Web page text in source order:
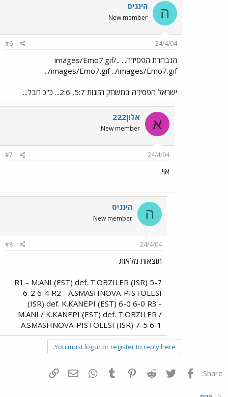
ה הינגיס
New member
24/4/04
#6
הנבחרת הפסידה... ../images/Emo7.gif
../images/Emo7.gif ../images/Emo7.gif
ישראל הפסידה במשחק הזוגות 5:7, 2:6... כ"כ חבל....
א אלון222
New member
24/4/04
#7
אוי.
ה הינגיס
New member
24/4/04
#8
תוצאות מלאות
R1 - M.ANI (EST) def. T.OBZILER (ISR) 5-7
6-2 6-4 R2 - A.SMASHNOVA-PISTOLESI
(ISR) def. K.KANEPI (EST) 6-0 6-0 R3 -
M.ANI / K.KANEPI (EST) def. T.OBZILER /
A.SMASHNOVA-PISTOLESI (ISR) 7-5 6-1
You must log in or register to reply here.
Share: פייסבוק Twitter
Reddit
Pinterest
Tumblr
WhatsAppדואר אלקטרוני